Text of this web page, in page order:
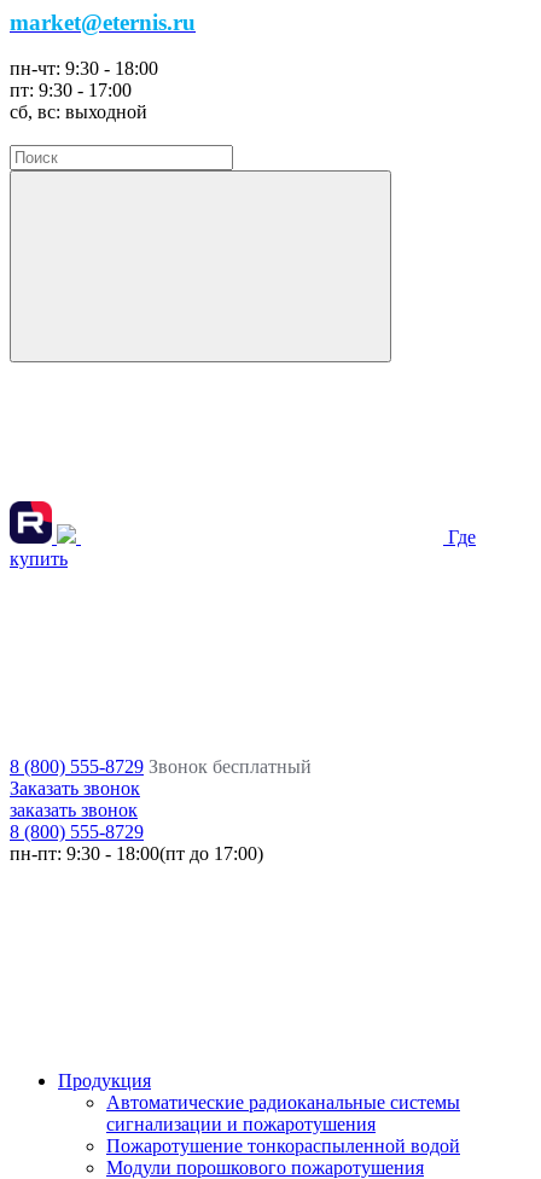
market@eternis.ru
пн-чт: 9:30 - 18:00
пт: 9:30 - 17:00
сб, вс: выходной
Где
купить
8 (800) 555-8729 Звонок бесплатный
Заказать звонок
заказать звонок
8 (800) 555-8729
пн-пт: 9:30 - 18:00(пт до 17:00)
Продукция
Автоматические радиоканальные системы
сигнализации и пожаротушения
Пожаротушение тонкораспыленной водой
Модули порошкового пожаротушения